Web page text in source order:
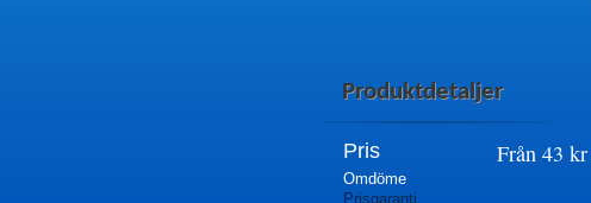
Produktdetaljer
Pris Från 43 kr
Omdöme
Prisgaranti